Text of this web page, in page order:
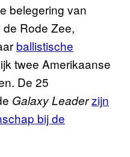
belegering van
Rode Zee,
ballistische
twee Amerikaanse
De 25
Galaxy Leaderzijn
bij de